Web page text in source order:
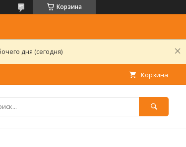
Корзина
дня (сегодня)
Корзина